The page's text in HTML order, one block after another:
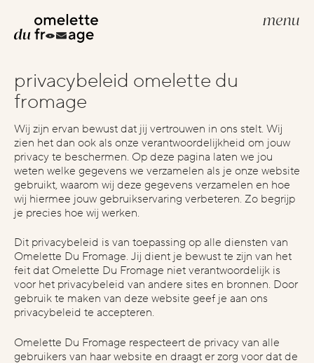
menu
build your website
webdevelopment
webdesign
scale your brand
scale
creative strategies
google advertenties
social media advertenties
search engine optimization (seo)
who we are
privacybeleid omelette du
fromage
Wij zijn ervan bewust dat jij vertrouwen in ons stelt. Wij
zien het dan ook als onze verantwoordelijkheid om jouw
privacy te beschermen. Op deze pagina laten we jou
weten welke gegevens we verzamelen als je onze website
gebruikt, waarom wij deze gegevens verzamelen en hoe
wij hiermee jouw gebruikservaring verbeteren. Zo begrijp
je precies hoe wij werken.
Dit privacybeleid is van toepassing op alle diensten van
Omelette Du Fromage. Jij dient je bewust te zijn van het
feit dat Omelette Du Fromage niet verantwoordelijk is
voor het privacybeleid van andere sites en bronnen. Door
gebruik te maken van deze website geef je aan ons
privacybeleid te accepteren.
Omelette Du Fromage respecteert de privacy van alle
gebruikers van haar website en draagt er zorg voor dat de